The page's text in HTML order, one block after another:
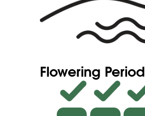
Flowering Period